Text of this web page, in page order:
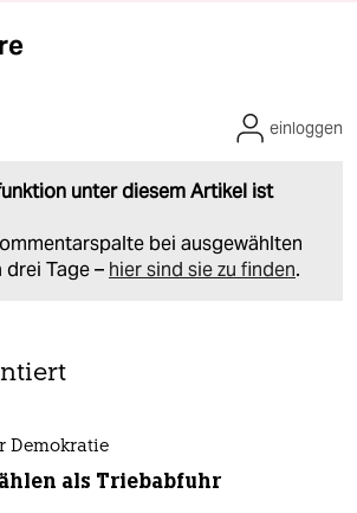
unter diesem Artikel ist
bei ausgewählten
Tage – hier sind sie zu finden.
einloggen
Demokratie
als Triebabfuhr